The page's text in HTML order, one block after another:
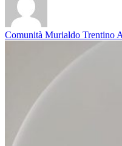
Comunità Murialdo Trentino